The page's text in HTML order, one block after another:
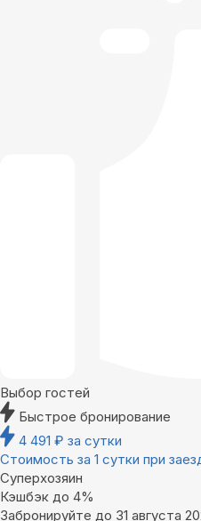
Выбор гостей
Быстрое бронирование
4 491 ₽ за сутки
Стоимость за 1 сутки при
Суперхозяин
Кэшбэк до 4%
Забронируйте до 31 августа